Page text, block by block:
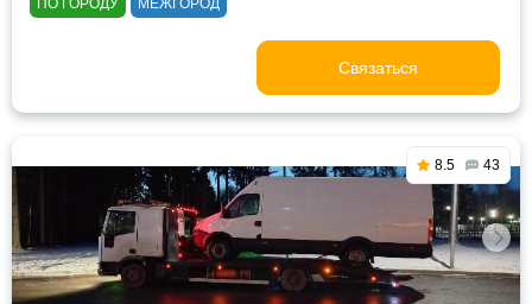
ПО ГОРОДУ МЕЖГОРОД
Связаться
8.5 43